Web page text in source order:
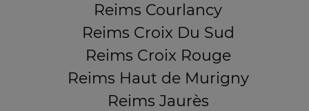
Reims Courlancy
Reims Croix Du Sud
Reims Croix Rouge
Reims Haut de Murigny
Reims Jaurès